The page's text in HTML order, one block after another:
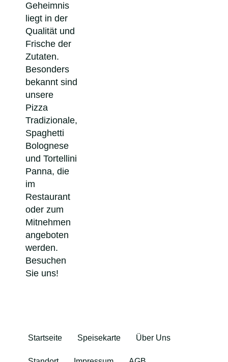
Geheimnis
liegt in der
Qualität und
Frische der
Zutaten.
Besonders
bekannt sind
unsere
Pizza
Tradizionale,
Spaghetti
Bolognese
und Tortellini
Panna, die
im
Restaurant
oder zum
Mitnehmen
angeboten
werden.
Besuchen
Sie uns!
Startseite Speisekarte Über Uns